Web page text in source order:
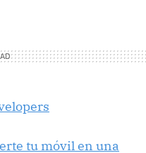
tu móvil en una